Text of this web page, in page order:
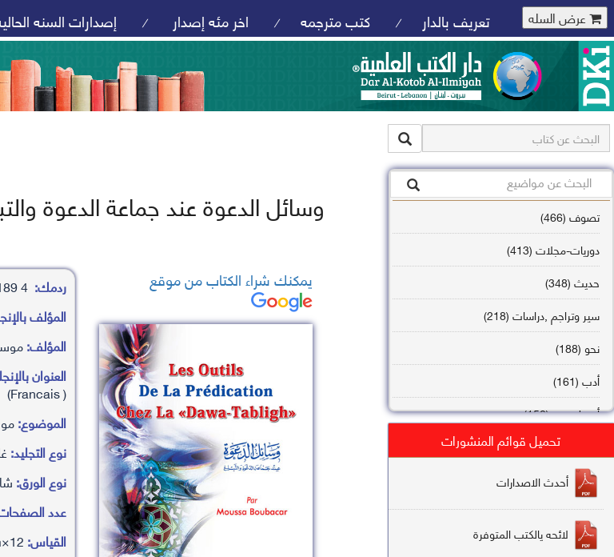
عرض السله تعريف بالدار / كتب مترجمه / اخر مئه إصدار / إصدارات السنه
تصوف (466)
دوريات-مجلات (413)
حديث (348)
سير وتراجم ,دراسات (218)
نحو (188)
أدب (161)
أصول فقه (158)
تاريخ (138)
فقه شافعي (132)
فقه حنفي (113)
تحميل قوائم المنشورات
أحدث الاصدارات
لائحه يالكتب المتوفرة
وسائل الدعوة عند جماعة الدعوة
يمكنك شراء الكتاب من موقع ردمك: 4 7189 7451 2 978
المؤلف
المؤلف:
العنوان
(Francais )
الموضوع:
نوع التجليد:
نوع الورق:
عدد
القياس: